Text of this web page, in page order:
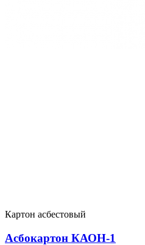
Картон асбестовый
Асбокартон КАОН-1